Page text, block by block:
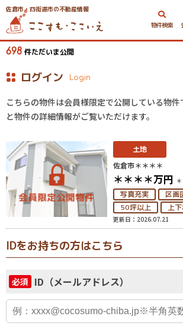
佐倉市・四街道市の不動産情報
物件検索
698 件ただいま公開
ログイン Login
こちらの物件は会員様限定で公開している物件
と物件の詳細情報がご覧いただけます。
土地
佐倉市＊＊＊＊
＊＊＊＊万円
写真充実 区画
50坪以上
上
更新日：2026.07.21
IDをお持ちの方はこちら
必須 ID（メールアドレス）